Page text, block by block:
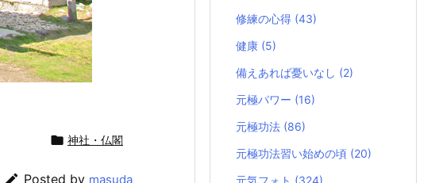
 神社・仏閣
 Posted by masuda
修練の心得 (43)
健康 (5)
備えあれば憂いなし (2)
元極パワー (16)
元極功法 (86)
元極功法習い始めの頃 (20)